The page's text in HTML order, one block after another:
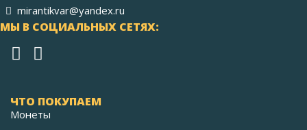
mirantikvar@yandex.ru
МЫ В СОЦИАЛЬНЫХ СЕТЯХ:
ЧТО ПОКУПАЕМ
Монеты